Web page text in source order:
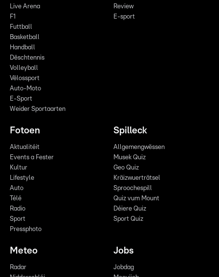
Live Arena
F1
Futtball
Basketball
Handball
Dëschtennis
Volleyball
Vëlossport
Auto-Moto
E-Sport
Weider Sportaarten
Review
E-sport
Fotoen
Aktualitéit
Events a Fester
Kultur
Lifestyle
Auto
Télé
Radio
Sport
Pressphoto
Spilleck
Allgemengwëssen
Musek Quiz
Geo Quiz
Kräizwuerträtsel
Sproochespill
Quiz vum Mount
Déiere Quiz
Sport Quiz
Meteo
Radar
Jobs
Jobdag